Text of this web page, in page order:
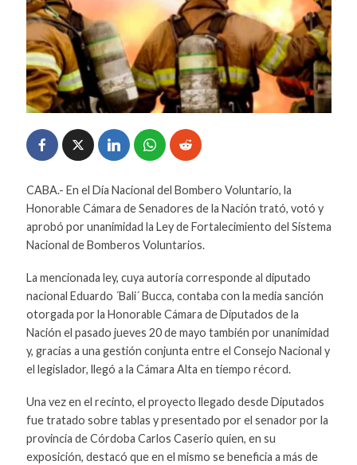
CABA.- En el Día Nacional del Bombero Voluntario, la
Honorable Cámara de Senadores de la Nación trató, votó y
aprobó por unanimidad la Ley de Fortalecimiento del Sistema
Nacional de Bomberos Voluntarios.
La mencionada ley, cuya autoría corresponde al diputado
nacional Eduardo ´Bali´ Bucca, contaba con la media sanción
otorgada por la Honorable Cámara de Diputados de la
Nación el pasado jueves 20 de mayo también por unanimidad
y, gracias a una gestión conjunta entre el Consejo Nacional y
el legislador, llegó a la Cámara Alta en tiempo récord.
Una vez en el recinto, el proyecto llegado desde Diputados
fue tratado sobre tablas y presentado por el senador por la
provincia de Córdoba Carlos Caserio quien, en su
exposición, destacó que en el mismo se beneficia a más de